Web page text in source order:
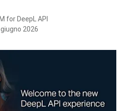
for DeepL API
2026